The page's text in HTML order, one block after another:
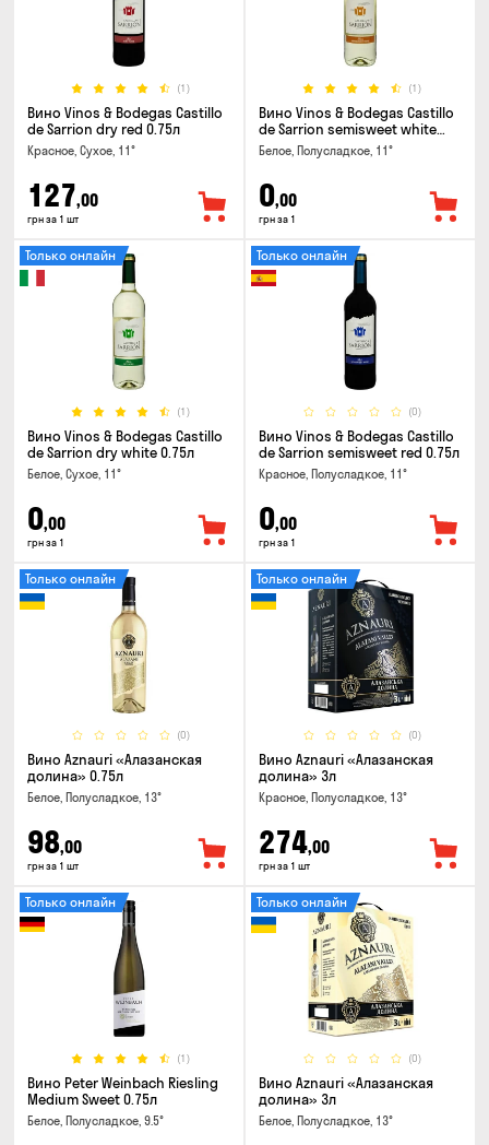
(1)
Вино Vinos & Bodegas Castillo
de Sarrion dry red 0.75л
Красное, Сухое, 11°
127,00
грн за 1 шт
(1)
Вино Vinos & Bodegas Castillo
de Sarrion semisweet white
0.75л
Белое, Полусладкое, 11°
0,00
грн за 1
(1)
Только онлайн
Вино Vinos & Bodegas Castillo
de Sarrion dry white 0.75л
Белое, Сухое, 11°
0,00
грн за 1
(0)
Только онлайн
Вино Vinos & Bodegas Castillo
de Sarrion semisweet red 0.75л
Красное, Полусладкое, 11°
0,00
грн за 1
(0)
Только онлайн
Вино Aznauri «Алазанская
долина» 0.75л
Белое, Полусладкое, 13°
98,00
грн за 1 шт
(0)
Только онлайн
Вино Aznauri «Алазанская
долина» 3л
Красное, Полусладкое, 13°
274,00
грн за 1 шт
(1)
Только онлайн
Вино Peter Weinbach Riesling
Medium Sweet 0.75л
Белое, Полусладкое, 9.5°
(0)
Только онлайн
Вино Aznauri «Алазанская
долина» 3л
Белое, Полусладкое, 13°